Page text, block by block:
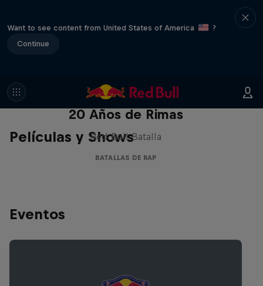
Want to see content from United States of America
?
Continue
Películas y Shows
Red Bull Batalla Nueva Historia:
20 Años de Rimas
Red Bull Batalla
BATALLAS DE RAP
Eventos